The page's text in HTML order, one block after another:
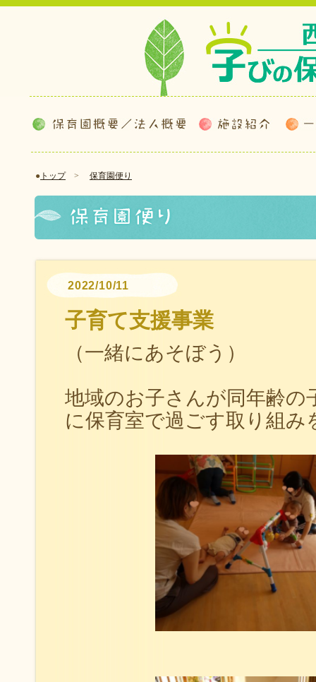
● トップ> 保育園便り
2022/10/11
子育て支援事業
（一緒にあそぼう）
地域のお子さんが同年齢の
に保育室で過ごす取り組み